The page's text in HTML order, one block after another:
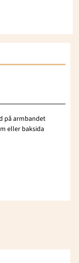
på armbandet
eller baksida